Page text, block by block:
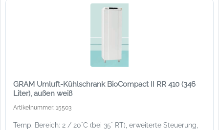
GRAM Umluft-Kühlschrank BioCompact II RR 410 (346
Liter), außen weiß
Artikelnummer: 15503
Temp. Bereich: 2 / 20°C (bei 35° RT), erweiterte Steuerung,